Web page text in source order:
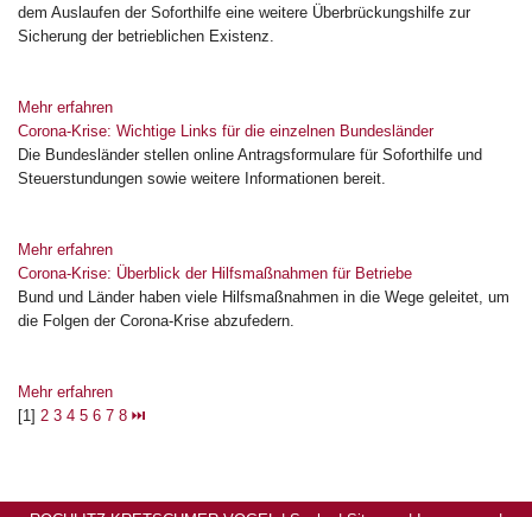
dem Auslaufen der Soforthilfe eine weitere Überbrückungshilfe zur
Sicherung der betrieblichen Existenz.
Mehr erfahren
Corona-Krise: Wichtige Links für die einzelnen Bundesländer
Die Bundesländer stellen online Antragsformulare für Soforthilfe und
Steuerstundungen sowie weitere Informationen bereit.
Mehr erfahren
Corona-Krise: Überblick der Hilfsmaßnahmen für Betriebe
Bund und Länder haben viele Hilfsmaßnahmen in die Wege geleitet, um
die Folgen der Corona-Krise abzufedern.
Mehr erfahren
[1] 2 3 4 5 6 7 8 ⏭